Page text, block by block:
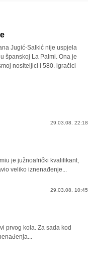
Jugić-Salkić nije uspjela
španskoj La Palmi. Ona je
nositeljici i 580. igračici
29.03.08. 22:18
je južnoafrički kvalifikant,
veliko iznenađenje...
29.03.08. 10:45
prvog kola. Za sada kod